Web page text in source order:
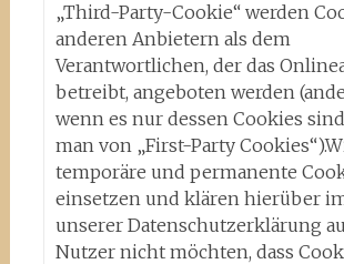
„Third-Party-Cookie“ werden
anderen Anbietern als dem
Verantwortlichen, der das
betreibt, angeboten werden
wenn es nur dessen Cookies
man von „First-Party
temporäre und permanente
einsetzen und klären hierüber
unserer Datenschutzerklärung
Nutzer nicht möchten, dass